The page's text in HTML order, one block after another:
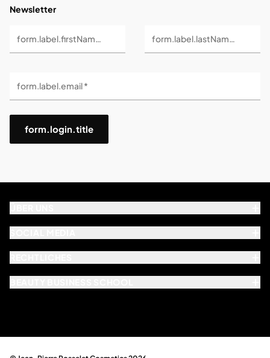
Newsletter
form.label.firstName * form.label.lastName *
form.label.email *
form.login.title